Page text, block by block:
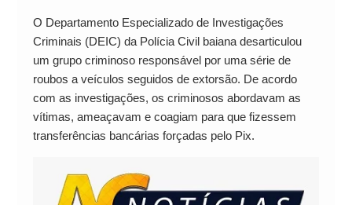
O Departamento Especializado de Investigações
Criminais (DEIC) da Polícia Civil baiana desarticulou
um grupo criminoso responsável por uma série de
roubos a veículos seguidos de extorsão. De acordo
com as investigações, os criminosos abordavam as
vítimas, ameaçavam e coagiam para que fizessem
transferências bancárias forçadas pelo Pix.